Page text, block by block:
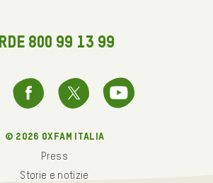
800 99 13 99
© 2026 oxfam italia
Press
Storie e notizie